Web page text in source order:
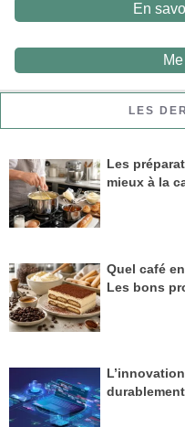
En
LES
Les
mieux à la
Quel café
Les bons
durablement